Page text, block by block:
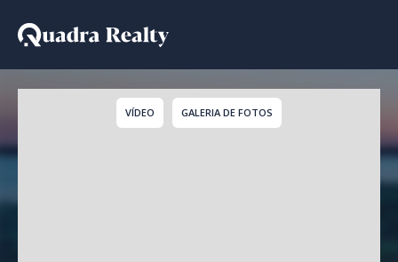
Casa De Condomínio a
VÍDEO GALERIA DE FOTOS